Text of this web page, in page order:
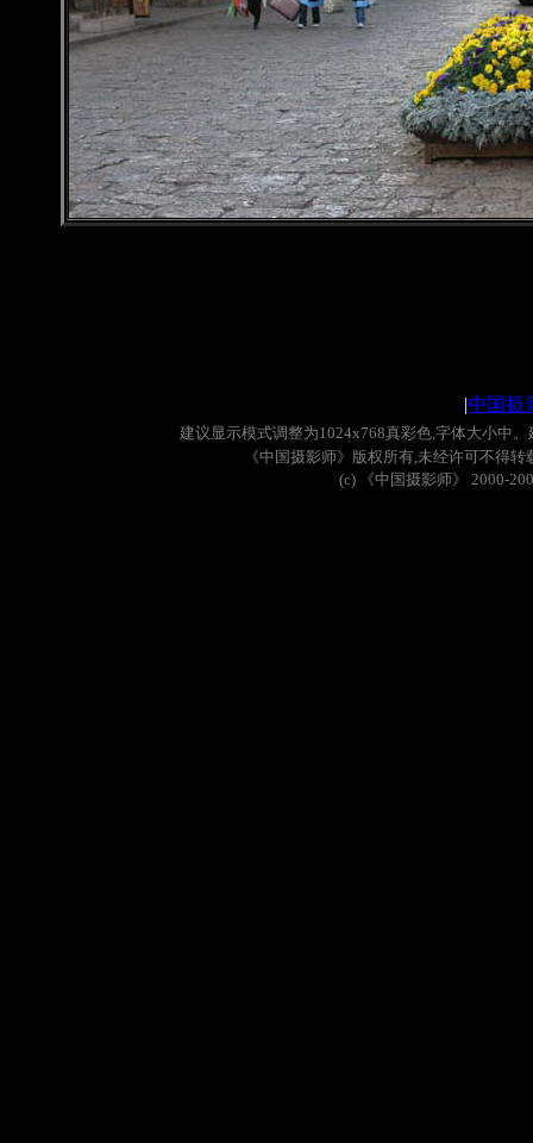
|中国摄
建议显示模式调整为1024x768真彩色,字体大小中。
《中国摄影师》版权所有,未经许可不得转
(c)
《中国摄影师》 2000-200